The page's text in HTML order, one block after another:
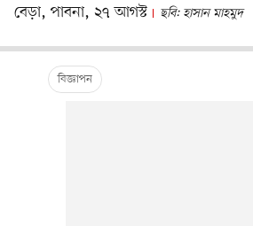
বেড়া, পাবনা, ২৭ আগস্ট
ছবি: হাসান মাহমুদ